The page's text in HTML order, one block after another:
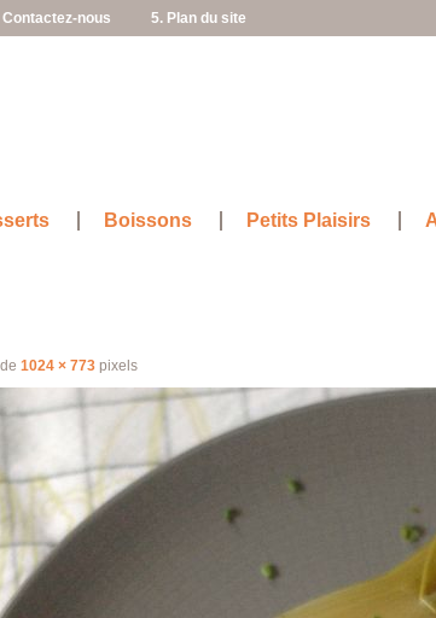
Contactez-nous 5. Plan du site
Boissons Petits Plaisirs
1024 × 773 pixels